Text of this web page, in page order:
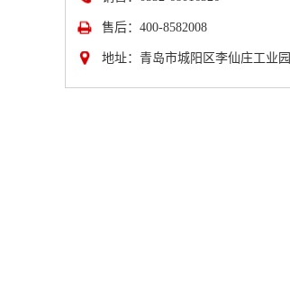
售后：400-8582008
地址：青岛市城阳区李仙庄工业园